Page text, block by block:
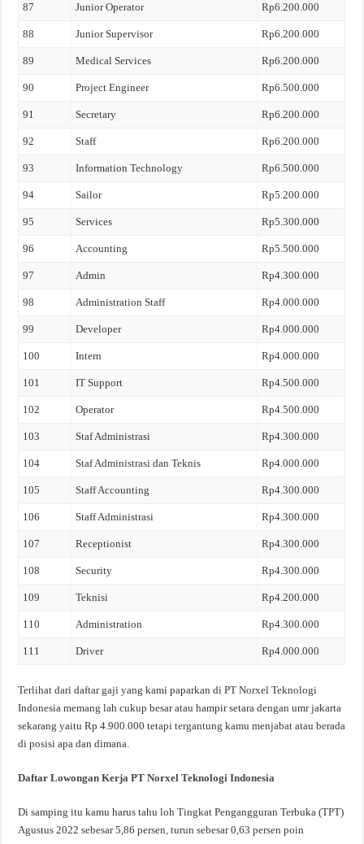
87 Junior Operator Rp6.200.000
88 Junior Supervisor Rp6.200.000
89 Medical Services Rp6.200.000
90 Project Engineer Rp6.500.000
91 Secretary Rp6.200.000
92 Staff Rp6.200.000
93 Information Technology Rp6.500.000
94 Sailor Rp5.200.000
95 Services Rp5.300.000
96 Accounting Rp5.500.000
97 Admin Rp4.300.000
98 Administration Staff Rp4.000.000
99 Developer Rp4.000.000
100 Intern Rp4.000.000
101 IT Support Rp4.500.000
102 Operator Rp4.500.000
103 Staf Administrasi Rp4.300.000
104 Staf Administrasi dan Teknis Rp4.000.000
105 Staff Accounting Rp4.300.000
106 Staff Administrasi Rp4.300.000
107 Receptionist Rp4.300.000
108 Security Rp4.300.000
109 Teknisi Rp4.200.000
110 Administration Rp4.300.000
111 Driver Rp4.000.000
Terlihat dari daftar gaji yang kami paparkan di PT Norxel Teknologi
Indonesia memang lah cukup besar atau hampir setara dengan umr jakarta
sekarang yaitu Rp 4.900.000 tetapi tergantung kamu menjabat atau berada
di posisi apa dan dimana.
Daftar Lowongan Kerja PT Norxel Teknologi Indonesia
Di samping itu kamu harus tahu loh Tingkat Pengangguran Terbuka (TPT)
Agustus 2022 sebesar 5,86 persen, turun sebesar 0,63 persen poin